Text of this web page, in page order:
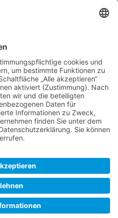
Jahren